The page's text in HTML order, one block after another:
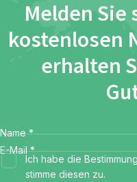
Melden Sie
kostenlosen
erhalten
Name *
E-Mail *
Ich habe die
stimme diesen zu.